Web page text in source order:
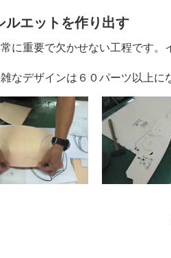
ルエットを作り出す
に重要で欠かせない工程です
なデザインは６０パーツ以上に